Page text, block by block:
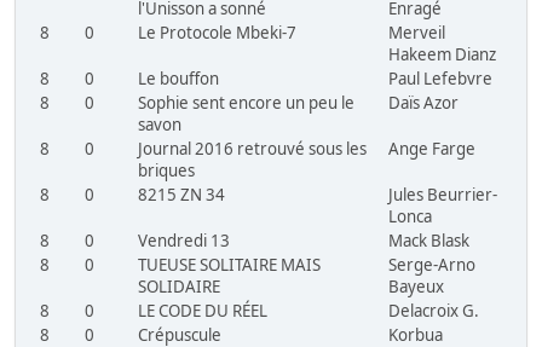
l'Unisson a sonné
Enragé
8
0 Le Protocole Mbeki-7
Merveil
Hakeem Dianz
8
0 Le bouffon
Paul Lefebvre
8
0
Sophie sent encore un peu le
savon
Daïs Azor
8 0
Journal 2016 retrouvé sous les
briques
Ange Farge
8 0 8215 ZN 34
Jules Beurrier-
Lonca
8
0 Vendredi 13
Mack Blask
8
0
TUEUSE SOLITAIRE MAIS
SOLIDAIRE
Serge-Arno
Bayeux
8
0 LE CODE DU RÉEL
Delacroix G.
8
0 Crépuscule Korbua